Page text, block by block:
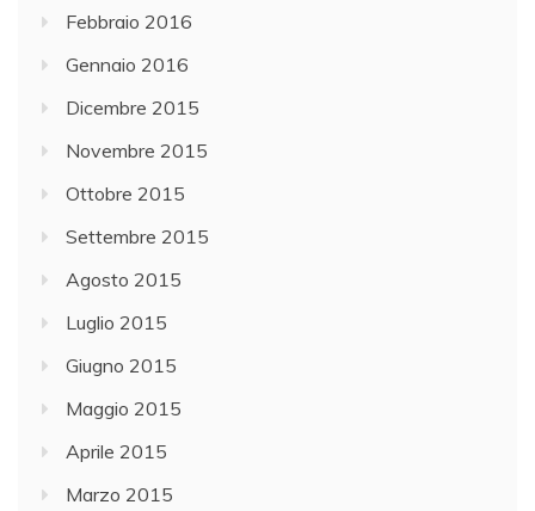
Febbraio 2016
Gennaio 2016
Dicembre 2015
Novembre 2015
Ottobre 2015
Settembre 2015
Agosto 2015
Luglio 2015
Giugno 2015
Maggio 2015
Aprile 2015
Marzo 2015